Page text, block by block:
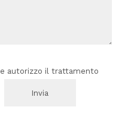
e autorizzo il trattamento